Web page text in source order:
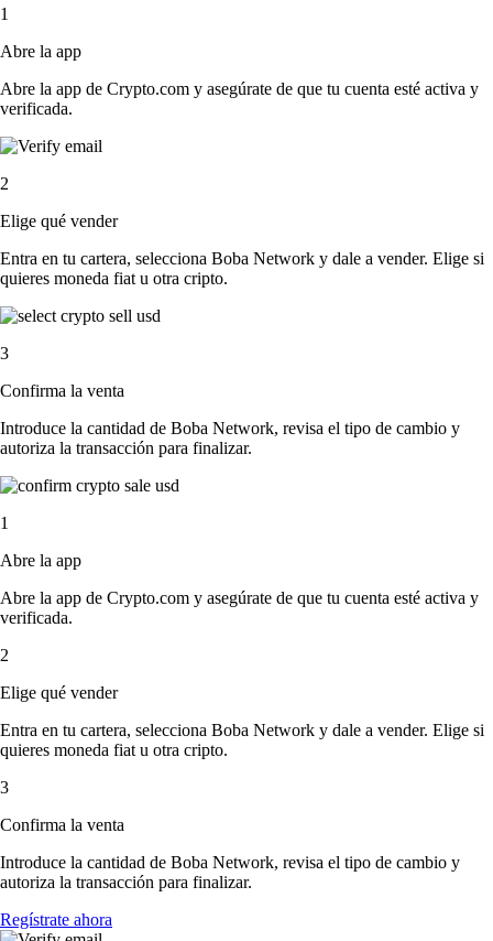
1
Abre la app
Abre la app de Crypto.com y asegúrate de que tu cuenta esté activa y
verificada.
2
Elige qué vender
Entra en tu cartera, selecciona Boba Network y dale a vender. Elige si
quieres moneda fiat u otra cripto.
3
Confirma la venta
Introduce la cantidad de Boba Network, revisa el tipo de cambio y
autoriza la transacción para finalizar.
1
Abre la app
Abre la app de Crypto.com y asegúrate de que tu cuenta esté activa y
verificada.
2
Elige qué vender
Entra en tu cartera, selecciona Boba Network y dale a vender. Elige si
quieres moneda fiat u otra cripto.
3
Confirma la venta
Introduce la cantidad de Boba Network, revisa el tipo de cambio y
autoriza la transacción para finalizar.
Regístrate ahora